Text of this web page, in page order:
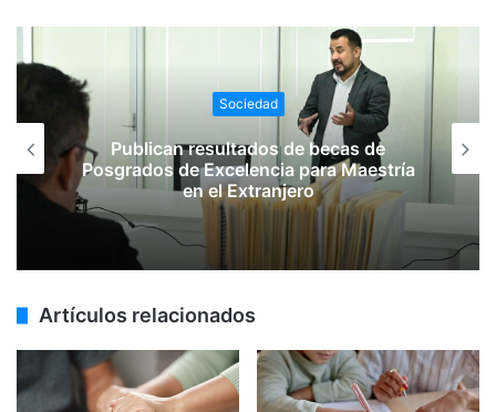
Sociedad
Publican resultados de becas de
Posgrados de Excelencia para Maestría
en el Extranjero
Artículos relacionados